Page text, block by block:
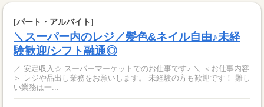
[パート・アルバイト]
＼スーパー内のレジ／髪色&ネイル自由♪未経
験歓迎/シフト融通◎
／ 安定収入☆ スーパーマーケットでのお仕事です♪ ＼ ＜お仕事内容
＞ レジや品出し業務をお願いします。 未経験の方も歓迎です！ 難し
い業務は一...